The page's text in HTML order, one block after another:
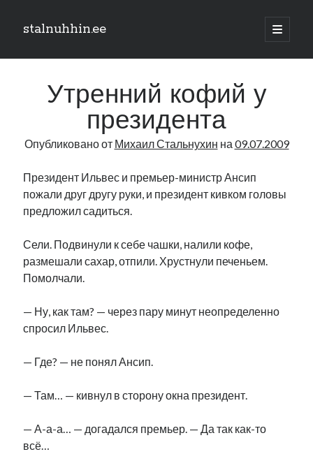
stalnuhhin.ee
отрыть
Боковая
панель
Рубрики
В мире
Личное
Обзор прессы
Парламент и правительство
Фотографии
Эстония и Россия
Метки
Утренний кофий у
президента
Опубликовано от Михаил Стальнухин на 09.07.2009
Президент Ильвес и премьер-министр Ансип
пожали друг другу руки, и президент кивком головы
предложил садиться.
Сели. Подвинули к себе чашки, налили кофе,
размешали сахар, отпили. Хрустнули печеньем.
Помолчали.
— Ну, как там? — через пару минут неопределенно
спросил Ильвес.
— Где? — не понял Ансип.
— Там… — кивнул в сторону окна президент.
— А-а-а… — догадался премьер. — Да так как-то
всё…